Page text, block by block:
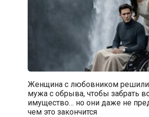
Женщина с любовником решили
мужа с обрыва, чтобы забрать
имущество… но они даже не
чем это закончится